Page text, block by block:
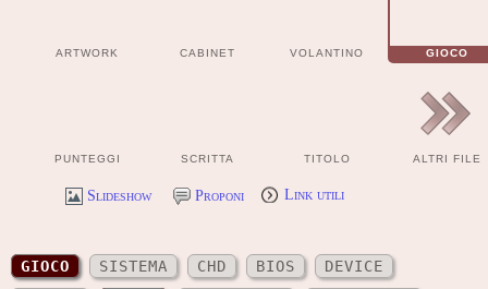
ARTWORK CABINET VOLANTINO GIOCO
PUNTEGGI SCRITTA TITOLO ALTRI FILE
Slideshow Proponi Link utili
GIOCO SISTEMA CHD BIOS
DEVICE